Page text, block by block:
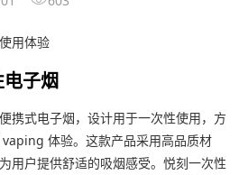
用体验
子烟
携式电子烟，设计用于一次性使用，方
体验。这款产品采用高品质材
用户提供舒适的吸烟感受。悦刻一次性